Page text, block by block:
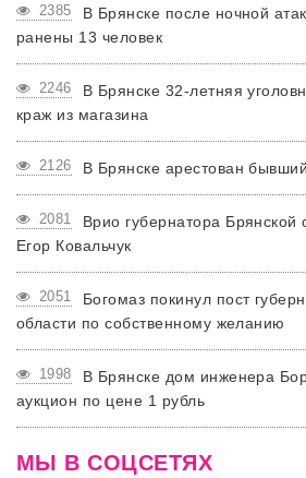
2385
В Брянске после ночной
ранены 13 человек
2246
В Брянске 32-летняя
краж из магазина
2126 В Брянске арестован
2081
Врио губернатора Брянской
Егор Ковальчук
2051
Богомаз покинул пост
области по собственному желанию
1998
В Брянске дом инженера
аукцион по цене 1 рубль
МЫ В СОЦСЕТЯХ